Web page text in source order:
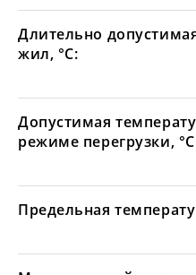
Длительно
жил, °С:
Допустимая
режиме перегрузки,
Предельная